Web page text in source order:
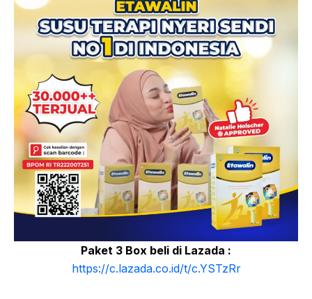
Paket 3 Box beli di Lazada :
https://c.lazada.co.id/t/c.YSTzRr